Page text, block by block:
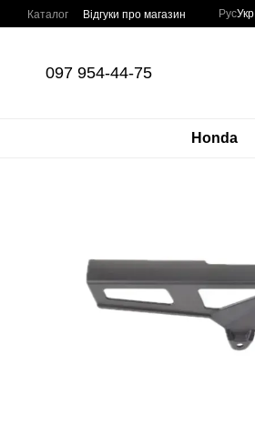
Перейти до основного контенту
Каталог Відгуки про магазин РусУкр
097 954-44-75
Honda